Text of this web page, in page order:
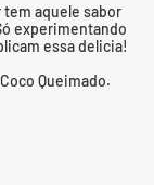
aquele sabor
experimentando
essa delicia!
Queimado.